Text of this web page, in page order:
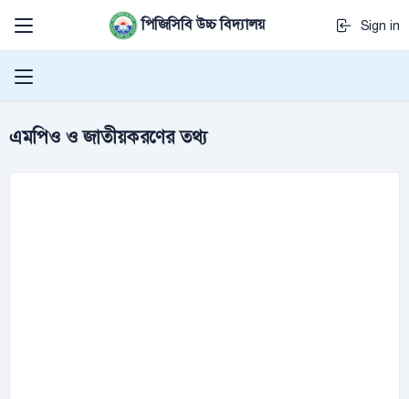
পিজিসিবি উচ্চ বিদ্যালয় Sign in
এমপিও ও জাতীয়করণের তথ্য